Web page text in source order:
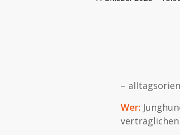
–
Wer: